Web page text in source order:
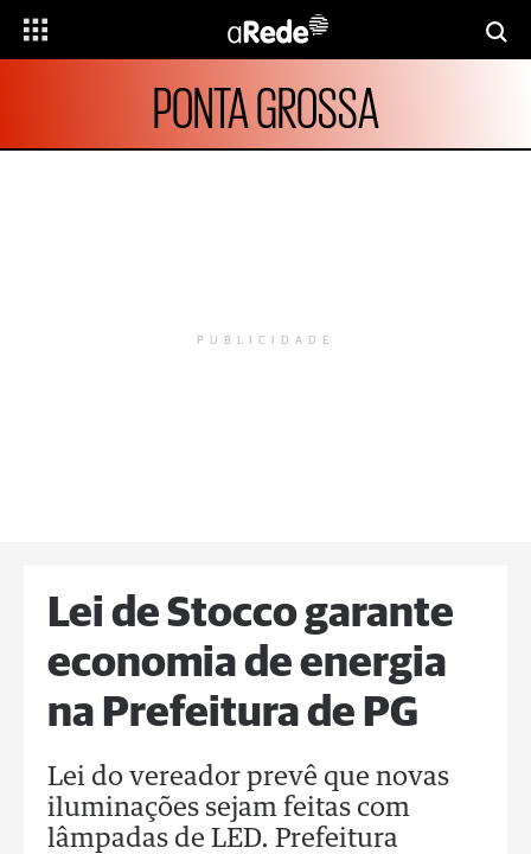
PONTA GROSSA
PUBLICIDADE
Lei de Stocco garante
economia de energia
na Prefeitura de PG
Lei do vereador prevê que novas
iluminações sejam feitas com
lâmpadas de LED. Prefeitura